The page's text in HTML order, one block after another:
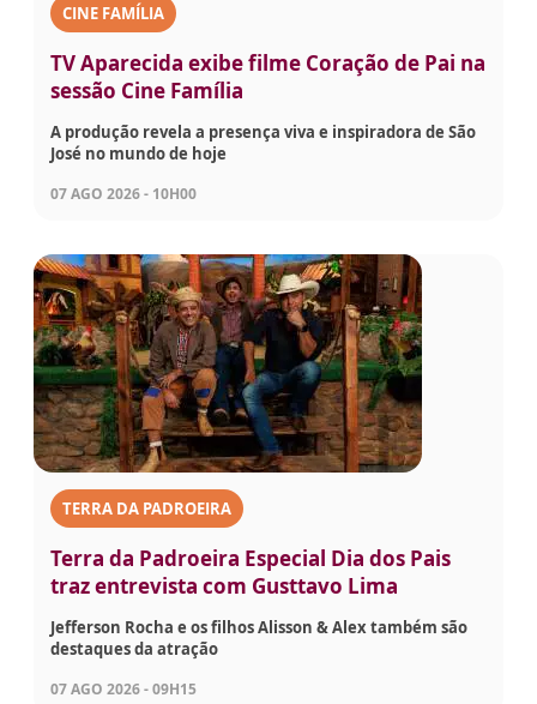
CINE FAMÍLIA
TV Aparecida exibe filme Coração de Pai na
sessão Cine Família
A produção revela a presença viva e inspiradora de São
José no mundo de hoje
07 AGO 2026 - 10H00
TERRA DA PADROEIRA
Terra da Padroeira Especial Dia dos Pais
traz entrevista com Gusttavo Lima
Jefferson Rocha e os filhos Alisson & Alex também são
destaques da atração
07 AGO 2026 - 09H15